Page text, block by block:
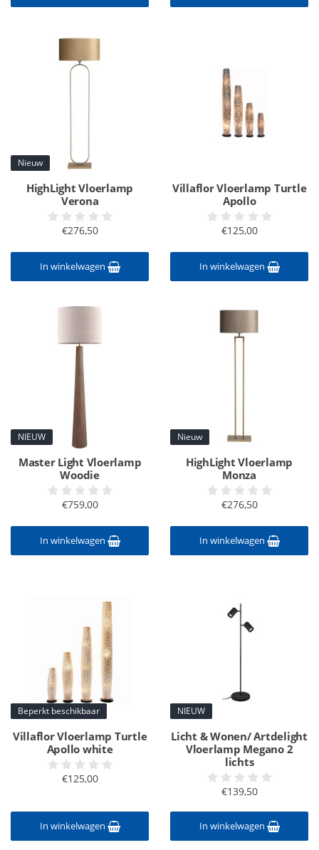
Nieuw
HighLight Vloerlamp
Verona
€276,50
In winkelwagen
Villaflor Vloerlamp Turtle
Apollo
€125,00
In winkelwagen
NIEUW
Master Light Vloerlamp
Woodie
€759,00
In winkelwagen
Nieuw
HighLight Vloerlamp
Monza
€276,50
In winkelwagen
Beperkt beschikbaar
Villaflor Vloerlamp Turtle
Apollo white
€125,00
In winkelwagen
NIEUW
Licht & Wonen/ Artdelight
Vloerlamp Megano 2
lichts
€139,50
In winkelwagen